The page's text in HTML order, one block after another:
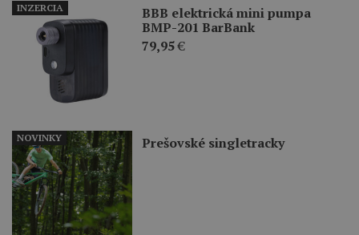
BBB elektrická mini pumpa
BMP-201 BarBank
79,95€
INZERCIA
Prešovské singletracky
NOVINKY